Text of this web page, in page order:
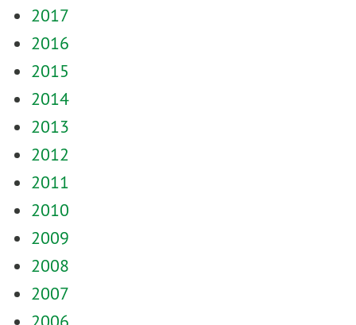
2017
2016
2015
2014
2013
2012
2011
2010
2009
2008
2007